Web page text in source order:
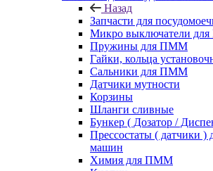
Назад
Запчасти для
Микро выключатели
Пружины для ПММ
Гайки, кольца
Сальники для ПММ
Датчики мутности
Корзины
Шланги сливные
Бункер ( Дозатор /
Прессостаты ( датчики )
машин
Химия для ПММ